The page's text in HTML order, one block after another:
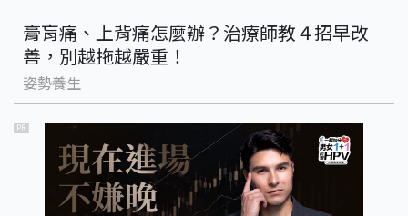
膏肓痛、上背痛怎麼辦？治療師教４招早改
善，別越拖越嚴重！
姿勢養生
PR